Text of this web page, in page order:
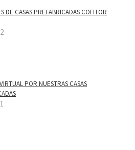
DE CASAS PREFABRICADAS COFITOR
POR NUESTRAS CASAS